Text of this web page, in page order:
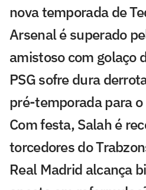
nova temporada de
Arsenal é superado
amistoso com golaço
PSG sofre dura
pré-temporada para
Com festa, Salah é
torcedores do
Real Madrid alcança